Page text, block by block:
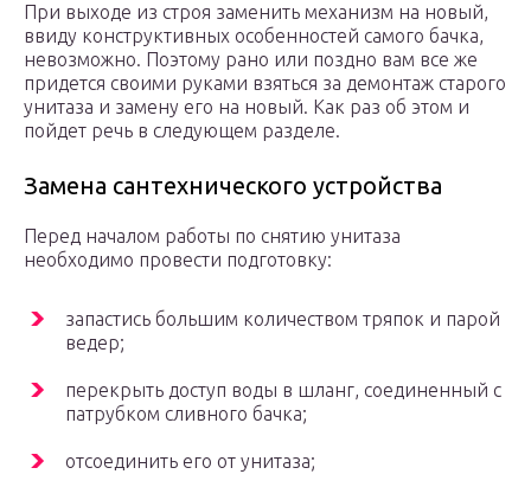
При выходе из строя заменить механизм на новый,
ввиду конструктивных особенностей самого бачка,
невозможно. Поэтому рано или поздно вам все же
придется своими руками взяться за демонтаж старого
унитаза и замену его на новый. Как раз об этом и
пойдет речь в следующем разделе.
Замена сантехнического устройства
Перед началом работы по снятию унитаза
необходимо провести подготовку:
запастись большим количеством тряпок и парой
ведер;
перекрыть доступ воды в шланг, соединенный с
патрубком сливного бачка;
отсоединить его от унитаза;